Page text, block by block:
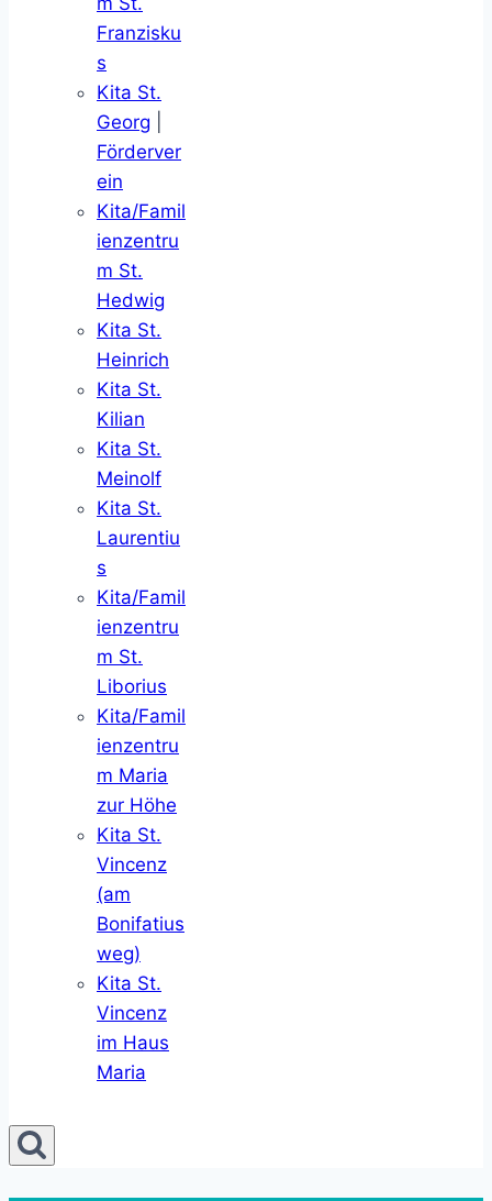
Franzisku
s
Kita St.
Georg
Förderver
ein
Kita/Famil
ienzentru
m St.
Hedwig
Kita St.
Heinrich
Kita St.
Kilian
Kita St.
Meinolf
Kita St.
Laurentiu
s
Kita/Famil
ienzentru
m St.
Liborius
Kita/Famil
ienzentru
m Maria
zur Höhe
Kita St.
Vincenz
(am
Bonifatius
weg)
Kita St.
Vincenz
im Haus
Maria